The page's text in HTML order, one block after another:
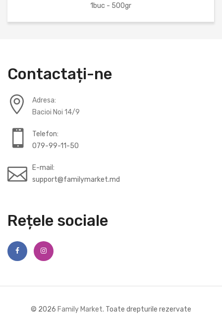
1buc - 500gr
Rețele sociale
Contactați-ne
Adresa:
Bacioi Noi 14/9
Telefon:
079-99-11-50
E-mail:
support@familymarket.md
© 2026 Family Market. Toate drepturile rezervate